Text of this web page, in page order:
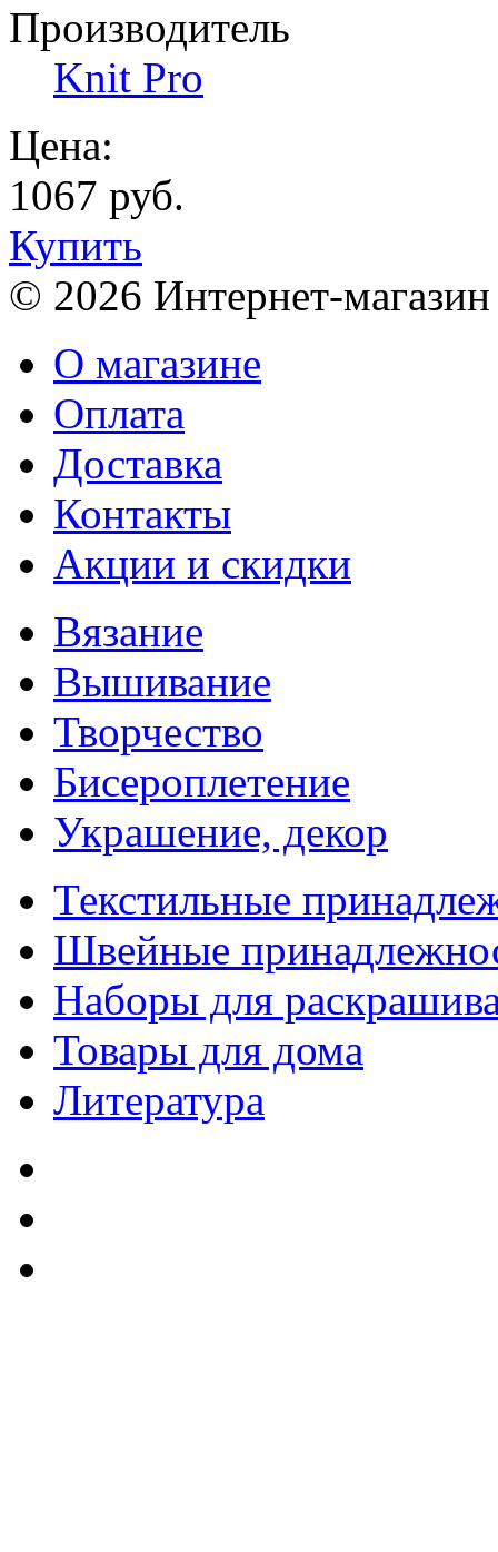
Производитель
Knit Pro
Цена:
1067 руб.
Купить
© 2026 Интернет-
О магазине
Оплата
Доставка
Контакты
Акции и скидки
Вязание
Вышивание
Творчество
Бисероплетение
Украшение, декор
Текстильные
Швейные
Наборы для
Товары для дома
Литература